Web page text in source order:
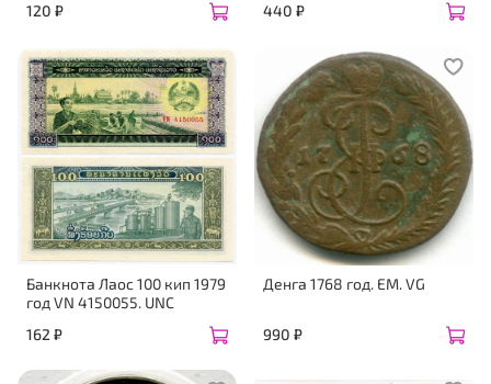
120 ₽
440 ₽
Банкнота Лаос 100 кип 1979
год VN 4150055. UNC
162 ₽
Денга 1768 год. ЕМ. VG
990 ₽